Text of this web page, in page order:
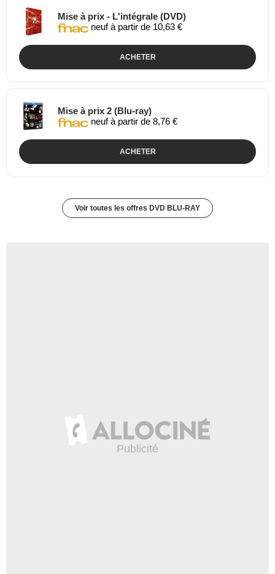
Mise à prix - L'intégrale (DVD)
neuf à partir de 10,63 €
ACHETER
Mise à prix 2 (Blu-ray)
neuf à partir de 8,76 €
ACHETER
Voir toutes les offres DVD BLU-RAY